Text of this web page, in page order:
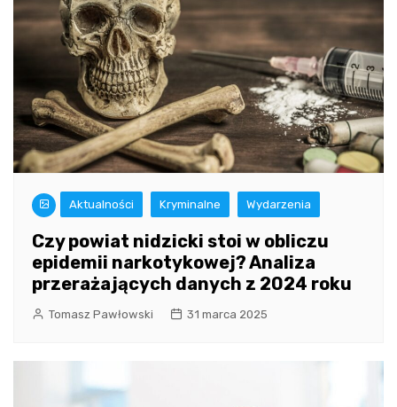
Aktualności Kryminalne Wydarzenia
Czy powiat nidzicki stoi w obliczu
epidemii narkotykowej? Analiza
przerażających danych z 2024 roku
Tomasz Pawłowski 31 marca 2025